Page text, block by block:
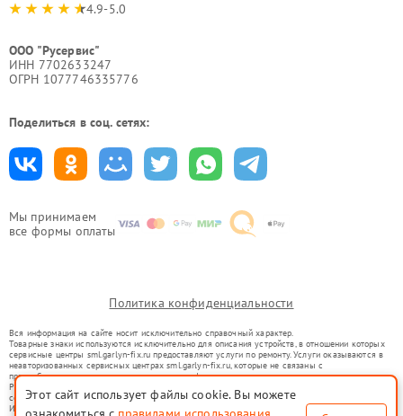
Мы принимаем
все формы оплаты
4.9-5.0
ООО "Русервис"
ИНН 7702633247
ОГРН 1077746335776
Поделиться в соц. сетях:
Политика конфиденциальности
Вся информация на сайте носит исключительно справочный характер.
Товарные знаки используются исключительно для описания устройств, в отношении которых
сервисные центры sml.garlyn-fix.ru предоставляют услуги по ремонту. Услуги оказываются в
неавторизованных сервисных центрах sml.garlyn-fix.ru, которые не связаны с
правообладателями товарных знаков или их официальными представителями.
Ремонт осуществляется для устройств, уже введенных в гражданский оборот в соответствии
со статьей 1487 ГК РФ.
Использование товарных знаков не преследует цели индивидуализации услуг или введения
Этот сайт использует файлы cookie. Вы можете